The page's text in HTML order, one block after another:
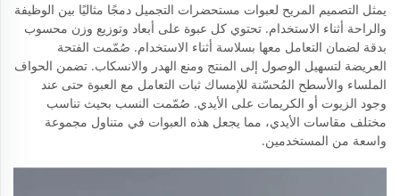
يمثل التصميم المريح لعبوات مستحضرات التجميل دمجًا مثاليًا بين الوظيفة
والراحة أثناء الاستخدام. تحتوي كل عبوة على أبعاد وتوزيع وزن محسوب
بدقة لضمان التعامل معها بسلاسة أثناء الاستخدام. صُمّمت الفتحة
العريضة لتسهيل الوصول إلى المنتج ومنع الهدر والانسكاب. تضمن الحواف
الملساء والأسطح المُحسّنة للإمساك ثبات التعامل مع العبوة حتى عند
وجود الزيوت أو الكريمات على الأيدي. صُمّمت النسب بحيث تناسب
مختلف مقاسات الأيدي، مما يجعل هذه العبوات في متناول مجموعة
واسعة من المستخدمين.